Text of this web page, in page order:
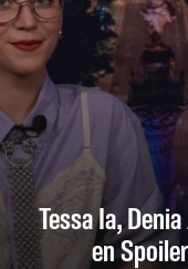
Tessa Ia,
en